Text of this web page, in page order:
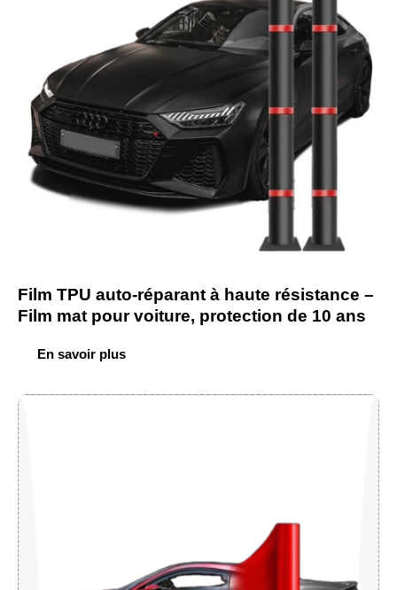
Film TPU auto-réparant à haute résistance –
Film mat pour voiture, protection de 10 ans
En savoir plus